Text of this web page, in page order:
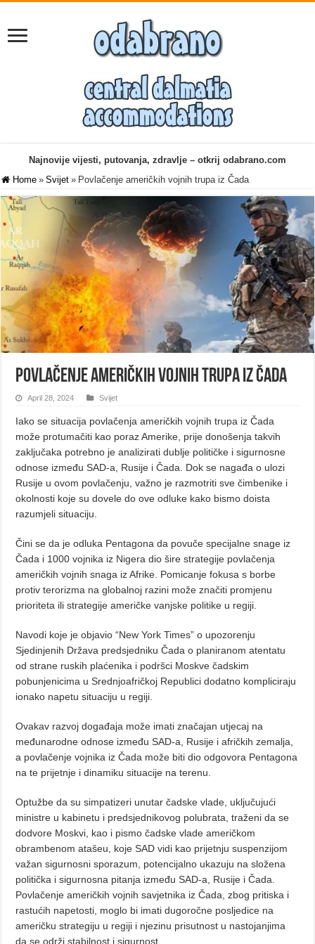
Najnovije vijesti, putovanja, zdravlje – otkrij odabrano.com
Home » Svijet » Povlačenje američkih vojnih trupa iz Čada
Povlačenje američkih vojnih trupa iz Čada
April 28, 2024 Svijet
Iako se situacija povlačenja američkih vojnih trupa iz Čada
može protumačiti kao poraz Amerike, prije donošenja takvih
zaključaka potrebno je analizirati dublje političke i sigurnosne
odnose između SAD-a, Rusije i Čada. Dok se nagađa o ulozi
Rusije u ovom povlačenju, važno je razmotriti sve čimbenike i
okolnosti koje su dovele do ove odluke kako bismo doista
razumjeli situaciju.
Čini se da je odluka Pentagona da povuče specijalne snage iz
Čada i 1000 vojnika iz Nigera dio šire strategije povlačenja
američkih vojnih snaga iz Afrike. Pomicanje fokusa s borbe
protiv terorizma na globalnoj razini može značiti promjenu
prioriteta ili strategije američke vanjske politike u regiji.
Navodi koje je objavio “New York Times” o upozorenju
Sjedinjenih Država predsjedniku Čada o planiranom atentatu
od strane ruskih plaćenika i podršci Moskve čadskim
pobunjenicima u Srednjoafričkoj Republici dodatno kompliciraju
ionako napetu situaciju u regiji.
Ovakav razvoj događaja može imati značajan utjecaj na
međunarodne odnose između SAD-a, Rusije i afričkih zemalja,
a povlačenje vojnika iz Čada može biti dio odgovora Pentagona
na te prijetnje i dinamiku situacije na terenu.
Optužbe da su simpatizeri unutar čadske vlade, uključujući
ministre u kabinetu i predsjednikovog polubrata, traženi da se
dodvore Moskvi, kao i pismo čadske vlade američkom
obrambenom atašeu, koje SAD vidi kao prijetnju suspenzijom
važan sigurnosni sporazum, potencijalno ukazuju na složena
politička i sigurnosna pitanja između SAD-a, Rusije i Čada.
Povlačenje američkih vojnih savjetnika iz Čada, zbog pritiska i
rastućih napetosti, moglo bi imati dugoročne posljedice na
američku strategiju u regiji i njezinu prisutnost u nastojanjima
da se održi stabilnost i sigurnost.